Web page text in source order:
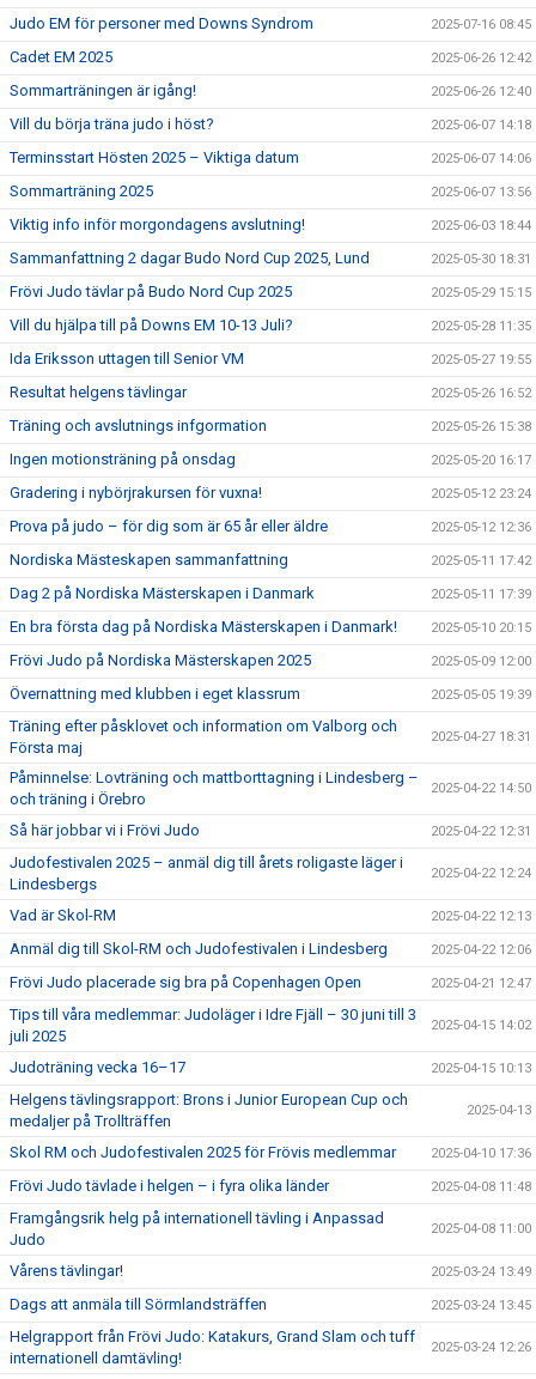
Judo EM för personer med Downs Syndrom 2025-07-16 08:45
Cadet EM 2025 2025-06-26 12:42
Sommarträningen är igång! 2025-06-26 12:40
Vill du börja träna judo i höst? 2025-06-07 14:18
Terminsstart Hösten 2025 – Viktiga datum 2025-06-07 14:06
Sommarträning 2025 2025-06-07 13:56
Viktig info inför morgondagens avslutning! 2025-06-03 18:44
Sammanfattning 2 dagar Budo Nord Cup 2025, Lund 2025-05-30 18:31
Frövi Judo tävlar på Budo Nord Cup 2025 2025-05-29 15:15
Vill du hjälpa till på Downs EM 10-13 Juli? 2025-05-28 11:35
Ida Eriksson uttagen till Senior VM 2025-05-27 19:55
Resultat helgens tävlingar 2025-05-26 16:52
Träning och avslutnings infgormation 2025-05-26 15:38
Ingen motionsträning på onsdag 2025-05-20 16:17
Gradering i nybörjrakursen för vuxna! 2025-05-12 23:24
Prova på judo – för dig som är 65 år eller äldre 2025-05-12 12:36
Nordiska Mästeskapen sammanfattning 2025-05-11 17:42
Dag 2 på Nordiska Mästerskapen i Danmark 2025-05-11 17:39
En bra första dag på Nordiska Mästerskapen i Danmark! 2025-05-10 20:15
Frövi Judo på Nordiska Mästerskapen 2025 2025-05-09 12:00
Övernattning med klubben i eget klassrum 2025-05-05 19:39
Träning efter påsklovet och information om Valborg och
Första maj
2025-04-27 18:31
Påminnelse: Lovträning och mattborttagning i Lindesberg –
och träning i Örebro
2025-04-22 14:50
Så här jobbar vi i Frövi Judo 2025-04-22 12:31
Judofestivalen 2025 – anmäl dig till årets roligaste läger i
Lindesbergs
2025-04-22 12:24
Vad är Skol-RM 2025-04-22 12:13
Anmäl dig till Skol-RM och Judofestivalen i Lindesberg 2025-04-22 12:06
Frövi Judo placerade sig bra på Copenhagen Open 2025-04-21 12:47
Tips till våra medlemmar: Judoläger i Idre Fjäll – 30 juni till 3
juli 2025
2025-04-15 14:02
Judoträning vecka 16–17 2025-04-15 10:13
Helgens tävlingsrapport: Brons i Junior European Cup och
medaljer på Trollträffen
2025-04-13
Skol RM och Judofestivalen 2025 för Frövis medlemmar 2025-04-10 17:36
Frövi Judo tävlade i helgen – i fyra olika länder 2025-04-08 11:48
Framgångsrik helg på internationell tävling i Anpassad
Judo
2025-04-08 11:00
Vårens tävlingar! 2025-03-24 13:49
Dags att anmäla till Sörmlandsträffen 2025-03-24 13:45
Helgrapport från Frövi Judo: Katakurs, Grand Slam och tuff
internationell damtävling!
2025-03-24 12:26